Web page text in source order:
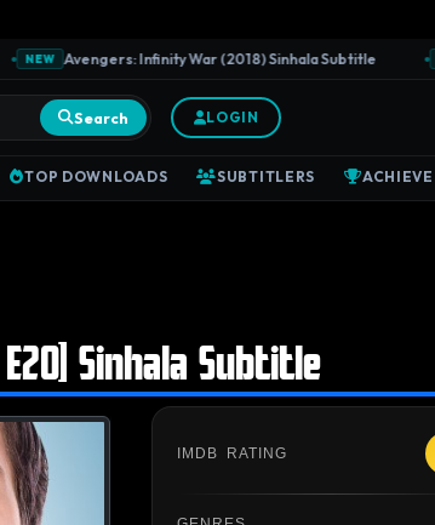
NEW Avengers: Infinity War (2018) Sinhala Subtitle
Search LOGIN
TOP DOWNLOADS SUBTITLERS
Sinhala Subtitle
IMDB RATING